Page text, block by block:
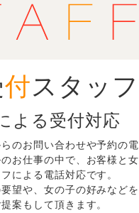
付スタッフ
よる受付対応
のお問い合わせや予約の
お仕事の中で、お客様と
による電話対応です。
望や、女の子の好みなど
案もして頂きます。